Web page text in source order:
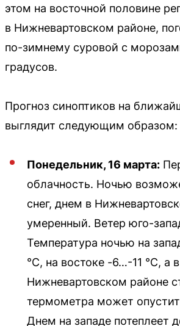
этом на восточной половине
в Нижневартовском районе,
по-зимнему суровой с
градусов.
Прогноз синоптиков на
выглядит следующим образом:
Понедельник, 16 марта:
облачность. Ночью
снег, днем в
умеренный. Ветер юго-
Температура ночью на
°С, на востоке -6…-11 °С, а в
Нижневартовском районе
термометра может
Днем на западе потеплеет